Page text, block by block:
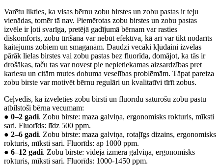
Varētu likties, ka visas bērnu zobu birstes un zobu pastas ir teju
vienādas, tomēr tā nav. Piemērotas zobu birstes un zobu pastas
izvēle ir ļoti svarīga, pretējā gadījumā bērnam var rasties
diskomforts, zobu tīrīšana var nebūt efektīva, kā arī var tikt nodarīts
kaitējums zobiem un smaganām. Daudzi vecāki kļūdaini izvēlas
pārāk lielas birstes vai zobu pastas bez fluorīda, domājot, ka tās ir
drošākas, taču tas var novest pie nepietiekamas aizsardzības pret
kariesu un citām mutes dobuma veselības problēmām. Tāpat pareiza
zobu birste var motivēt bērnu regulāri un kvalitatīvi tīrīt zobus.
Ceļvedis, kā izvēlēties zobu birsti un fluorīdu saturošu zobu pastu
atbilstoši bērna vecumam:
● 0–2 gadi. Zobu birste: maza galviņa, ergonomisks rokturis, mīksti
sari. Fluorīds: līdz 500 ppm.
● 2–6 gadi. Zobu birste: maza galviņa, rotaļīgs dizains, ergonomisks
rokturis, mīksti sari. Fluorīds: ap 1000 ppm.
● 6–12 gadi. Zobu birste: vidēja izmēra galviņa, ergonomisks
rokturis, mīksti sari. Fluorīds: 1000-1450 ppm.